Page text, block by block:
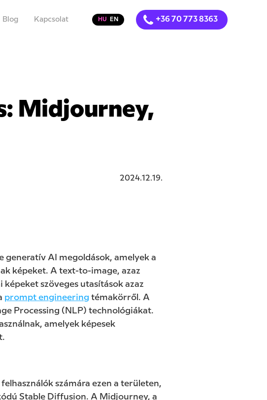
Blog Kapcsolat HU EN +36 70 773 8363
Midjourney,
2024.12.19.
AI megoldások, amelyek a
képeket. A text-to-image, azaz
szöveges utasítások azaz
prompt engineering témakörről. A
Processing (NLP) technológiákat.
amelyek képesek
számára ezen a területen,
Stable Diffusion. A Midjourney, a